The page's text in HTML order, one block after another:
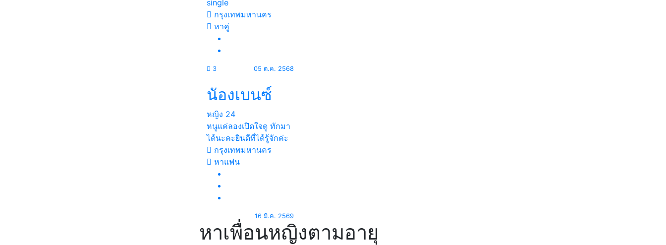
single
กรุงเทพมหานคร
หาคู่
3 05 ต.ค. 2568
นัองเบนซ์
หญิง 24
หนูแค่ลองเปิดใจดู ทักมา
ได้นะคะยินดีที่ได้รู้จักค่ะ
กรุงเทพมหานคร
หาแฟน
16 มี.ค. 2569
หาเพื่อนหญิงตามอายุ